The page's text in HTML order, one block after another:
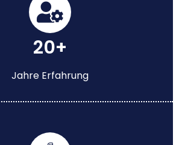
20+
Jahre Erfahrung